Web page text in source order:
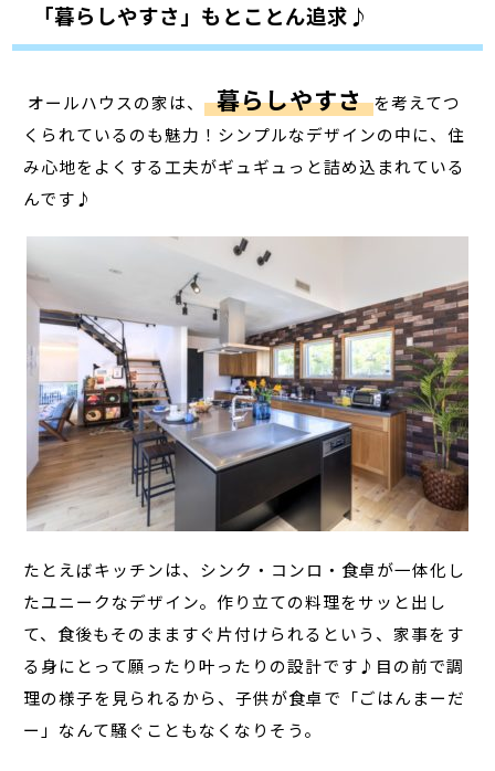
「暮らしやすさ」もとことん追求♪
オールハウスの家は、 暮らしやすさ を考えてつ
くられているのも魅力！シンプルなデザインの中に、住
み心地をよくする工夫がギュギュっと詰め込まれている
んです♪
たとえばキッチンは、シンク・コンロ・食卓が一体化し
たユニークなデザイン。作り立ての料理をサッと出し
て、食後もそのまますぐ片付けられるという、家事をす
る身にとって願ったり叶ったりの設計です♪目の前で調
理の様子を見られるから、子供が食卓で「ごはんまーだ
ー」なんて騒ぐこともなくなりそう。